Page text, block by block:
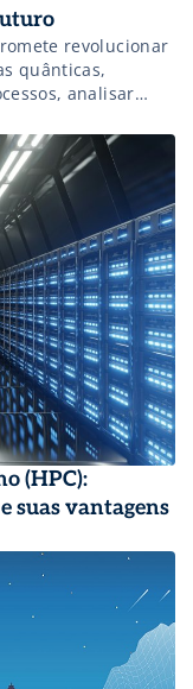
revolucionar
quânticas,
analisar
e a inovação no
(HPC):
suas vantagens